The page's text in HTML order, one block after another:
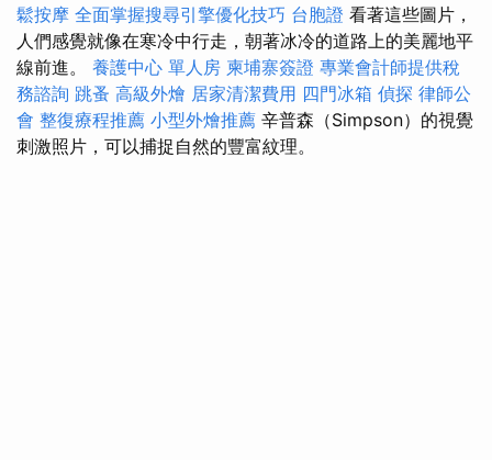
鬆按摩 全面掌握搜尋引擎優化技巧 台胞證 看著這些圖片，
人們感覺就像在寒冷中行走，朝著冰冷的道路上的美麗地平
線前進。 養護中心 單人房 柬埔寨簽證 專業會計師提供稅
務諮詢 跳蚤 高級外燴 居家清潔費用 四門冰箱 偵探 律師公
會 整復療程推薦 小型外燴推薦 辛普森（Simpson）的視覺
刺激照片，可以捕捉自然的豐富紋理。